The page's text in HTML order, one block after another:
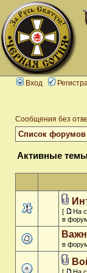
Вход
Сообщения без
Список форумов
Активные темы
[ На
в
в